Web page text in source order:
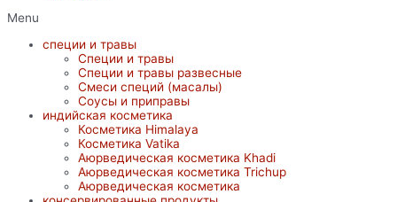
Menu
специи и травы
Специи и травы
Специи и травы развесные
Смеси специй (масалы)
Соусы и приправы
индийская косметика
Косметика Himalaya
Косметика Vatika
Аюрведическая коcметика Khadi
Аюрведическая коcметика Trichup
Аюрведическая косметика